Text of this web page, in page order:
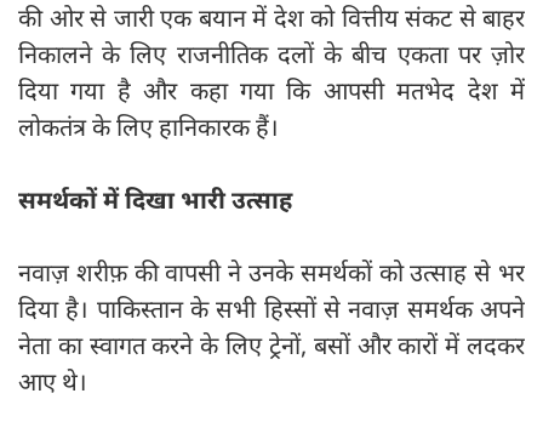
की ओर से जारी एक बयान में देश को वित्तीय संकट से बाहर
निकालने के लिए राजनीतिक दलों के बीच एकता पर ज़ोर
दिया गया है और कहा गया कि आपसी मतभेद देश में
लोकतंत्र के लिए हानिकारक हैं।
समर्थकों में दिखा भारी उत्साह
नवाज़ शरीफ़ की वापसी ने उनके समर्थकों को उत्साह से भर
दिया है। पाकिस्तान के सभी हिस्सों से नवाज़ समर्थक अपने
नेता का स्वागत करने के लिए ट्रेनों, बसों और कारों में लदकर
आए थे।